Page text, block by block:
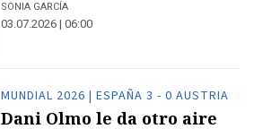
SONIA GARCÍA
03.07.2026 | 06:00
MUNDIAL 2026 | ESPAÑA 3 - 0 AUSTRIA
Dani Olmo le da otro aire